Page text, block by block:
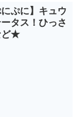
にぷに】キュウ
タス！ひっさ
ど★